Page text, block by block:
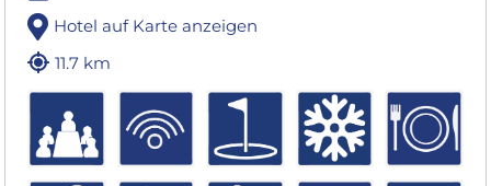
Hotel auf Karte anzeigen
11.7 km